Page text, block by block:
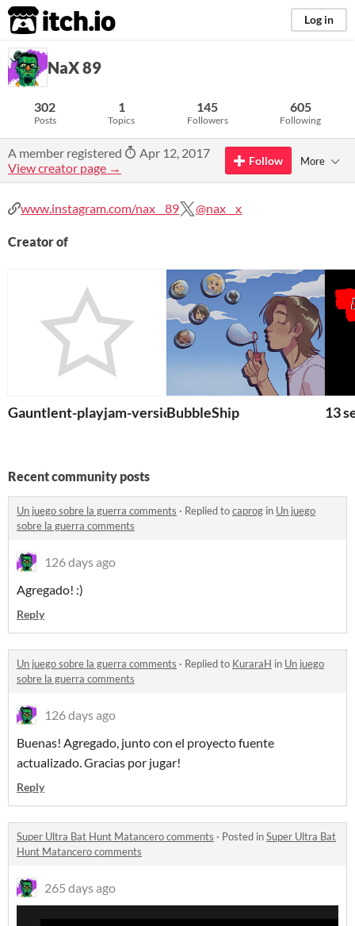
itch.io Log in
NaX 89
302
Posts
1
Topics
145
Followers
605
Following
A member registered
Apr 12, 2017
View creator page →
Follow More
www.instagram.com/nax__89 @nax__x
Creator of
Gauntlent-playjam-versionBubbleShip 13
Recent community posts
Un juego sobre la guerra comments · Replied tocaprog in Un juego
sobre la guerra comments
126 days ago
Agregado! :)
Reply
Un juego sobre la guerra comments · Replied to KuraraH in Un juego
sobre la guerra comments
126 days ago
Buenas! Agregado, junto con el proyecto fuente
actualizado. Gracias por jugar!
Reply
Super Ultra Bat Hunt Matancero comments · Posted inSuper Ultra Bat
Hunt Matancero comments
265 days ago